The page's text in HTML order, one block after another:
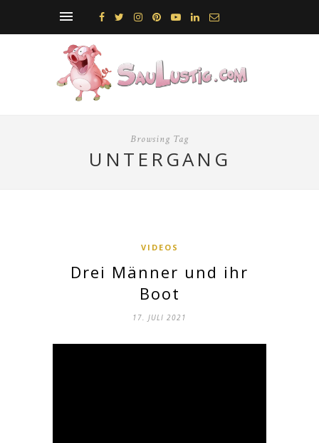
Browsing Tag
UNTERGANG
VIDEOS
Drei Männer und ihr
Boot
17. JULI 2021